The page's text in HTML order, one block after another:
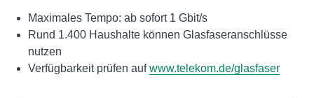
Maximales Tempo: ab sofort 1 Gbit/s
Rund 1.400 Haushalte können Glasfaseranschlüsse
nutzen
Verfügbarkeit prüfen aufwww.telekom.de/glasfaser